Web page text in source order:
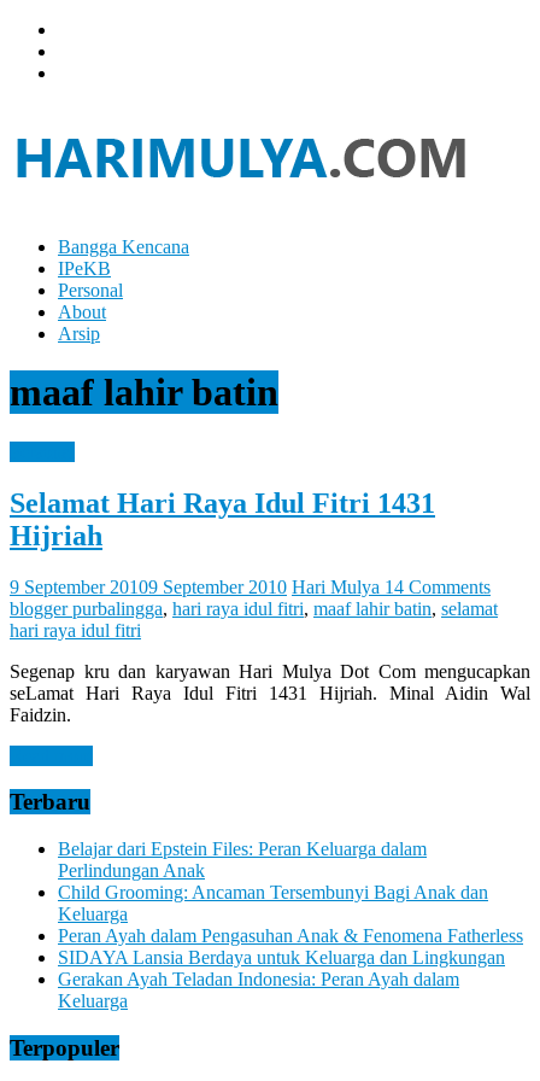
Skip
content
Hari
Mulya
Brain
Can
Analyze
Right
Brain
Let
Feel
It
Bangga Kencana
IPeKB
Personal
About
Arsip
maaf lahir batin
Selamat Hari Raya Idul Fitri 1431
Hijriah
9 September 20109 September 2010 Hari Mulya 14 Comments
blogger purbalingga, hari raya idul fitri, maaf lahir batin, selamat
hari raya idul fitri
Segenap kru dan karyawan Hari Mulya Dot Com mengucapkan
seLamat Hari Raya Idul Fitri 1431 Hijriah. Minal Aidin Wal
Faidzin.
Terbaru
Belajar dari Epstein Files: Peran Keluarga dalam
Perlindungan Anak
Child Grooming: Ancaman Tersembunyi Bagi Anak dan
Keluarga
Peran Ayah dalam Pengasuhan Anak & Fenomena Fatherless
SIDAYA Lansia Berdaya untuk Keluarga dan Lingkungan
Gerakan Ayah Teladan Indonesia: Peran Ayah dalam
Keluarga
Terpopuler